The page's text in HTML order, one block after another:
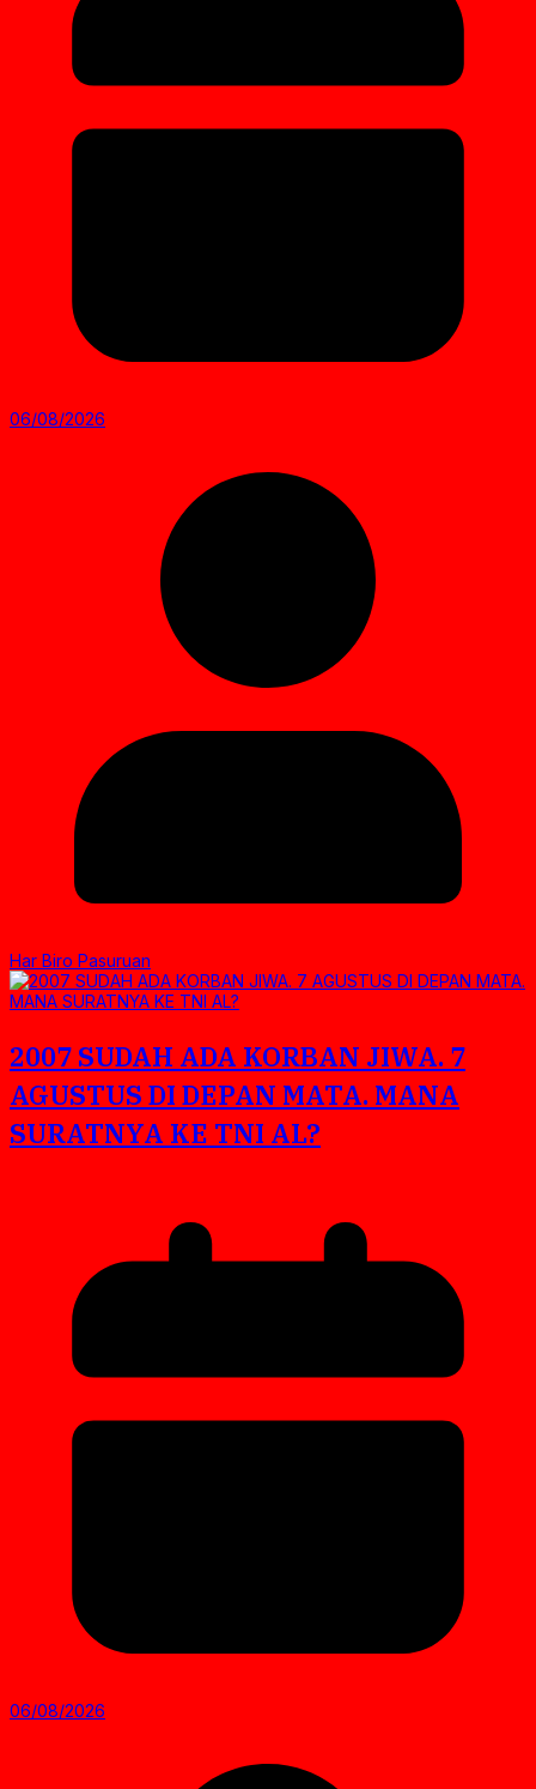
06/08/2026
Har Biro Pasuruan
2007 SUDAH ADA KORBAN JIWA. 7
AGUSTUS DI DEPAN MATA. MANA
SURATNYA KE TNI AL?
06/08/2026